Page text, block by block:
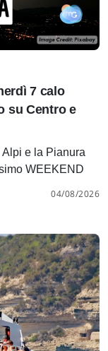
7 calo
su Centro e
e la Pianura
WEEKEND
04/08/2026